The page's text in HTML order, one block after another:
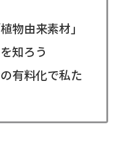
物由来素材」
知ろう
有料化で私た